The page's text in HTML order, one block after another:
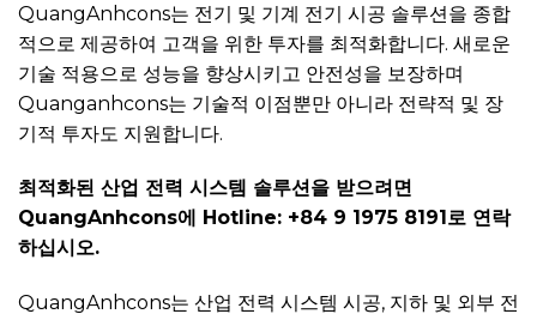
QuangAnhcons는 전기 및 기계 전기 시공 솔루션을 종합
적으로 제공하여 고객을 위한 투자를 최적화합니다. 새로운
기술 적용으로 성능을 향상시키고 안전성을 보장하며
Quanganhcons는 기술적 이점뿐만 아니라 전략적 및 장
기적 투자도 지원합니다.
최적화된 산업 전력 시스템 솔루션을 받으려면
QuangAnhcons에 Hotline: +84 9 1975 8191로 연락
하십시오.
QuangAnhcons는 산업 전력 시스템 시공, 지하 및 외부 전